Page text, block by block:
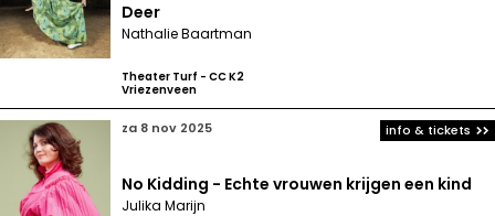
Deer
Nathalie Baartman
Theater Turf - CC K2
Vriezenveen
za 8 nov 2025
No Kidding - Echte vrouwen krijgen een kind
Julika Marijn
info & tickets